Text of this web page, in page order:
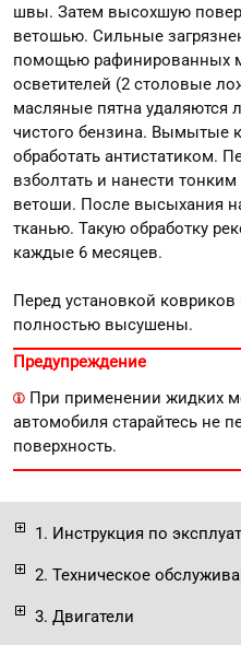
1. Инструкция по
2. Техническое
3. Двигатели
швы. Затем высохшую
ветошью. Сильные
помощью рафинированных
осветителей (2 столовые
масляные пятна
чистого бензина. Вымытые
обработать антистатиком.
взболтать и нанести
ветоши. После высыхания
тканью. Такую обработку
каждые 6 месяцев.
Перед установкой ковриков
полностью высушены.
Предупреждение
При применении жидких
автомобиля старайтесь не
поверхность.